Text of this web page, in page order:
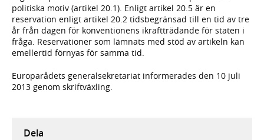
politiska motiv (artikel 20.1). Enligt artikel 20.5 är en
reservation enligt artikel 20.2 tidsbegränsad till en tid av tre
år från dagen för konventionens ikraftträdande för staten i
fråga. Reservationer som lämnats med stöd av artikeln kan
emellertid förnyas för samma tid.
Europarådets generalsekretariat informerades den 10 juli
2013 genom skriftväxling.
Dela